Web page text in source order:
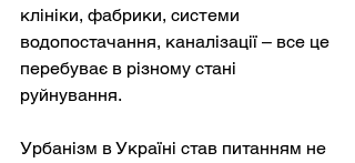
клініки, фабрики, системи
водопостачання, каналізації – все це
перебуває в різному стані
руйнування.
Урбанізм в Україні став питанням не